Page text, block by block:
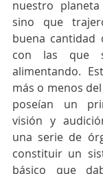
nuestro
sino que
buena cantidad
con las que
alimentando.
más o menos
poseían un
visión y
una serie de
constituir un
básico que